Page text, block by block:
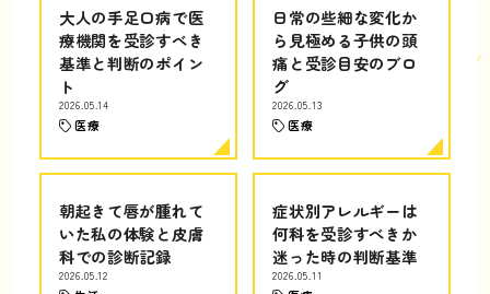
大人の手足口病で医
療機関を受診すべき
基準と判断のポイン
ト
2026.05.14
医療
日常の些細な変化か
ら見極める子供の頭
痛と受診目安のブロ
グ
2026.05.13
医療
朝起きて唇が腫れて
いた私の体験と皮膚
科での診断記録
2026.05.12
症状別アレルギーは
何科を受診すべきか
迷った時の判断基準
2026.05.11